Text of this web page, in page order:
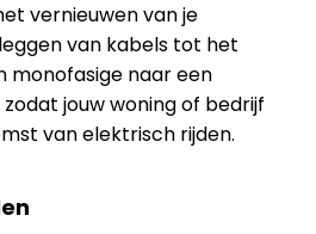
vernieuwen van je
van kabels tot het
monofasige naar een
jouw woning of bedrijf
van elektrisch rijden.